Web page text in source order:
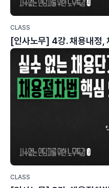
CLASS
[인사노무] 4강. 채용내정,
CLASS